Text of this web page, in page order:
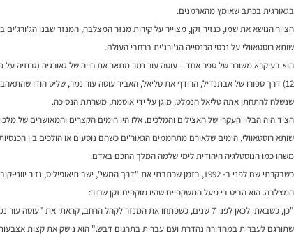
בגאורגית בכתב שאומץ מהארמנים.
הציור הנושא את שמו, כנזיר זקן, מצוייר על קירות מנזר המצלבה, המנזר שבנו
שותא רוסטאוולי על נכסי הכנסייה הג'ורג'ית ברחבי העולם.
12) דרך ספורו של אבתנדיל, הרודף את טליאל, האביר עוטה עור נמר, שליט הודו
שנשלח להתחתן אתה טליאל הנמלט, מוגן על ידי אוסמת, משרתת הנסיכה.
הציד היה הבלוי העקרי של האצילים והמלכים. אלו היו הימים הקצרים והמאושרים של
שותא רוסטאוולי, הימים שלאורם מתחממים הגאור'ים כשהם נוסעים או הולכים בין
משהו כמו הנוסטלגיה היהודית לימי שלמה המלך החכם באדם.
כשבקרתי שם לפני ב- 1992, בזמן שכתבתי את "דרך המשי", ישב תיאופיליס, נזיר
המצלבה. הוא הביט בי מעל המשקפיים שהיו מוקפים זקן שחור:
"כן, כשבאתי לכאן לפני 7 שנים, כשפתחו את המנזר לקהל הרחב, קראתי את
שתורגם לעברית במהדורה נהדרת ועם עברית בתרגום דבש." הוא נישק את קצות